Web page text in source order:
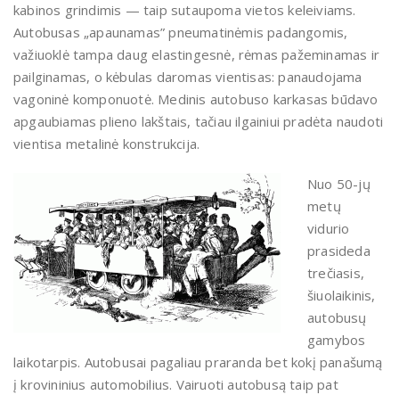
kabinos grindimis — taip sutaupoma vietos keleiviams.
Autobusas „apaunamas” pneumatinėmis padangomis,
važiuoklė tampa daug elastingesnė, rėmas pažeminamas ir
pailginamas, o kėbulas daromas vientisas: panaudojama
vagoninė komponuotė. Medinis autobuso karkasas būdavo
apgaubiamas plieno lakštais, tačiau ilgainiui pradėta naudoti
vientisa metalinė konstrukcija.
Nuo 50-jų
metų
vidurio
prasideda
trečiasis,
šiuolaikinis,
autobusų
gamybos
laikotarpis. Autobusai pagaliau praranda bet kokį panašumą
į krovininius automobilius. Vairuoti autobusą taip pat